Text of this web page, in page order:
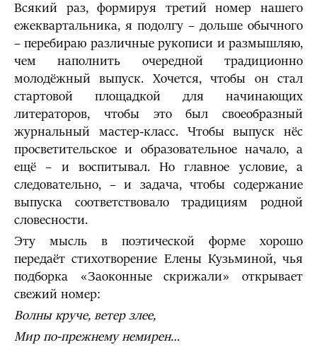
Всякий раз, формируя третий номер нашего
ежеквартальника, я подолгу – дольше обычного
– перебираю различные рукописи и размышляю,
чем наполнить очередной традиционно
молодёжный выпуск. Хочется, чтобы он стал
стартовой площадкой для начинающих
литераторов, чтобы это был своеобразный
журнальный мастер-класс. Чтобы выпуск нёс
просветительское и образовательное начало, а
ещё – и воспитывал. Но главное условие, а
следовательно, – и задача, чтобы содержание
выпуска соответствовало традициям родной
словесности.
Эту мысль в поэтической форме хорошо
передаёт стихотворение Елены Кузьминой, чья
подборка «Заоконные скрижали» открывает
свежий номер:
Волны круче, ветер злее,
Мир по-прежнему немирен…